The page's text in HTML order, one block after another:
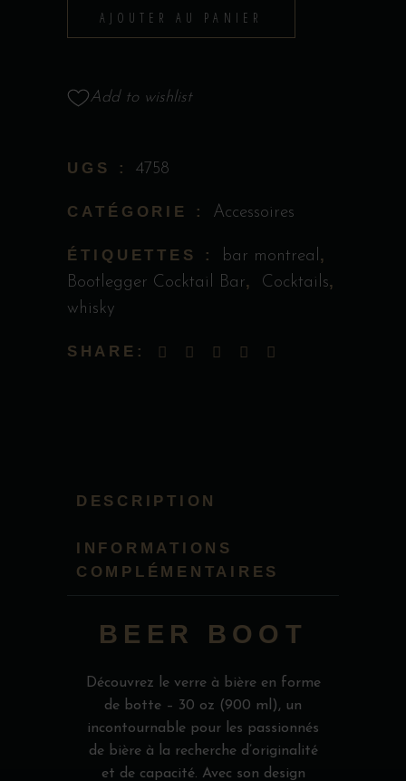
quantity
AJOUTER AU PANIER
Add to wishlist
UGS : 4758
CATÉGORIE : Accessoires
ÉTIQUETTES : bar montreal,
Bootlegger Cocktail Bar, Cocktails,
whisky
SHARE:
DESCRIPTION
INFORMATIONS
COMPLÉMENTAIRES
BEER BOOT
Découvrez le verre à bière en forme
de botte – 30 oz (900 ml), un
incontournable pour les passionnés
de bière à la recherche d’originalité
et de capacité. Avec son design